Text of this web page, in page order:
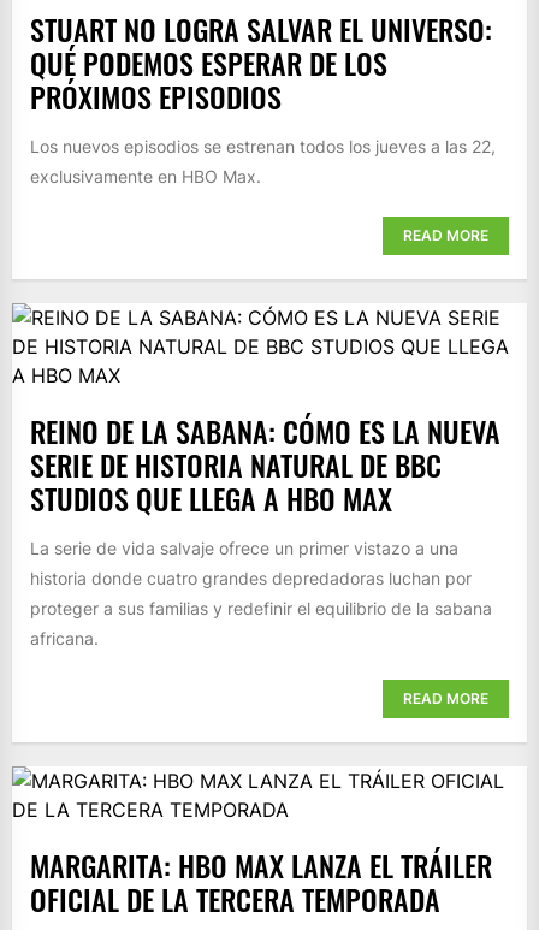
STUART NO LOGRA SALVAR EL UNIVERSO:
QUÉ PODEMOS ESPERAR DE LOS
PRÓXIMOS EPISODIOS
Los nuevos episodios se estrenan todos los jueves a las 22,
exclusivamente en HBO Max.
READ MORE
​REINO DE LA SABANA: CÓMO ES LA NUEVA
SERIE DE HISTORIA NATURAL DE BBC
STUDIOS QUE LLEGA A HBO MAX
La serie de vida salvaje ofrece un primer vistazo a una
historia donde cuatro grandes depredadoras luchan por
proteger a sus familias y redefinir el equilibrio de la sabana
africana.
READ MORE
MARGARITA: HBO MAX LANZA EL TRÁILER
OFICIAL DE LA TERCERA TEMPORADA